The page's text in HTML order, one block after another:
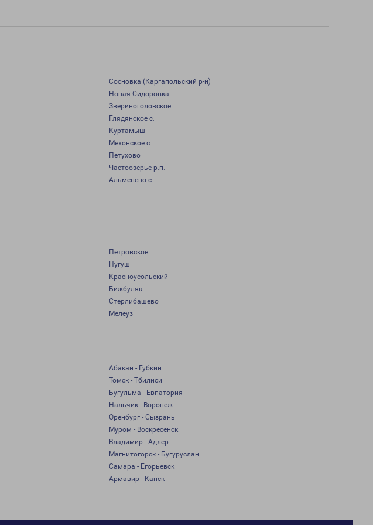
Сосновка (Каргапольский р-н)
Новая Сидоровка
Звериноголовское
Глядянское с.
Куртамыш
Мехонское с.
Петухово
Частоозерье р.п.
Альменево с.
Петровское
Нугуш
Красноусольский
Бижбуляк
Стерлибашево
Мелеуз
Абакан - Губкин
Томск - Тбилиси
Бугульма - Евпатория
Нальчик - Воронеж
Оренбург - Сызрань
Муром - Воскресенск
Владимир - Адлер
Магнитогорск - Бугуруслан
Самара - Егорьевск
Армавир - Канск